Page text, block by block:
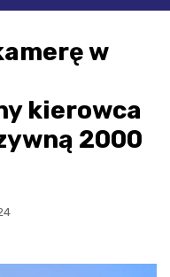
w
kierowca
2000